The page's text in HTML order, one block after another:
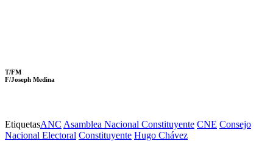
T/FM
F/Joseph Medina
EtiquetasANC Asamblea Nacional Constituyente CNE Consejo
Nacional Electoral Constituyente Hugo Chávez